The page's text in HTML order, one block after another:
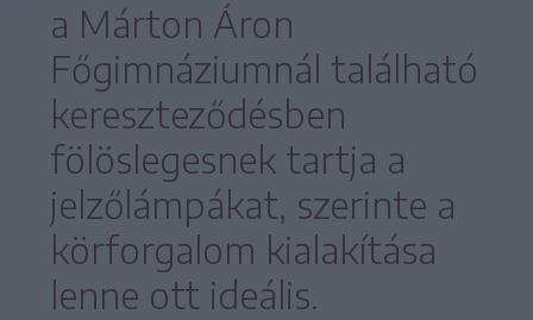
a Márton Áron
Főgimnáziumnál található
kereszteződésben
fölöslegesnek tartja a
jelzőlámpákat, szerinte a
körforgalom kialakítása
lenne ott ideális.